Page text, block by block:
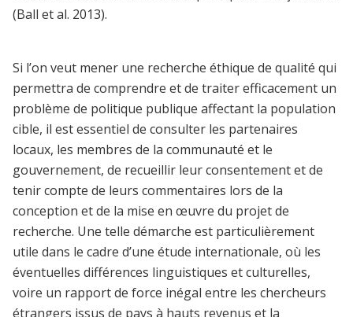
(Ball et al. 2013).
Si l’on veut mener une recherche éthique de qualité qui
permettra de comprendre et de traiter efficacement un
problème de politique publique affectant la population
cible, il est essentiel de consulter les partenaires
locaux, les membres de la communauté et le
gouvernement, de recueillir leur consentement et de
tenir compte de leurs commentaires lors de la
conception et de la mise en œuvre du projet de
recherche. Une telle démarche est particulièrement
utile dans le cadre d’une étude internationale, où les
éventuelles différences linguistiques et culturelles,
voire un rapport de force inégal entre les chercheurs
étrangers issus de pays à hauts revenus et la